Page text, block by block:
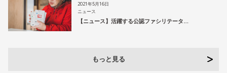
2021年5月16日
ニュース
【ニュース】活躍する公認ファシリテータ…
もっと見る